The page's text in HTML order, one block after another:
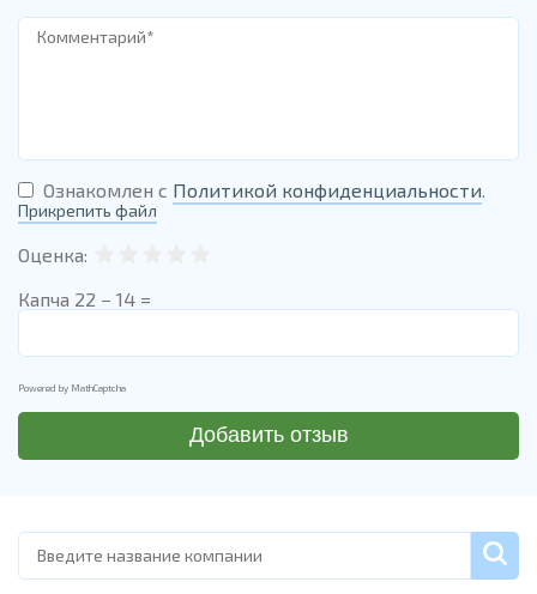
Ознакомлен с Политикой конфиденциальности.
Прикрепить файл
Оценка:
Капча 22 − 14 =
Powered by MathCaptcha